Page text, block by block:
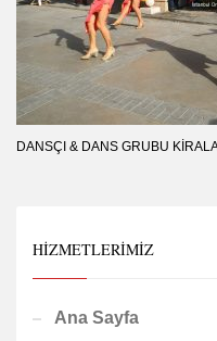
DANSÇI & DANS GRUBU
HIZMETLERIMIZ
Ana Sayfa